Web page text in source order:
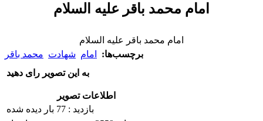
امام محمد باقر علیه السلام
امام محمد باقر علیه السلام
برچسب‌ها:
امام شهادت محمد باقر
به این تصویر رای دهید
اطلاعات تصویر
بازدید : 77 بار دیده شده